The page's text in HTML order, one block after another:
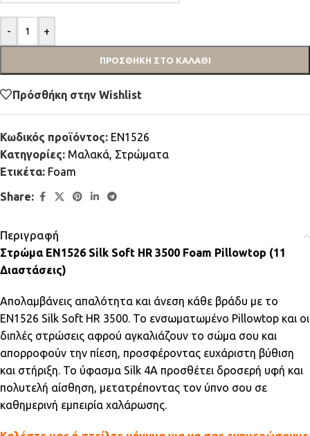
- +
ΠΡΟΣΘΉΚΗ ΣΤΟ ΚΑΛΆΘΙ
Πρόσθήκη στην Wishlist
Κωδικός προϊόντος: EN1526
Κατηγορίες: Μαλακά, Στρώματα
Ετικέτα: Foam
Share:
Περιγραφή
Στρώμα EN1526 Silk Soft HR 3500 Foam Pillowtop (11
Διαστάσεις)
Απολαμβάνεις απαλότητα και άνεση κάθε βράδυ με το
EN1526 Silk Soft HR 3500. Το ενσωματωμένο Pillowtop και οι
διπλές στρώσεις αφρού αγκαλιάζουν το σώμα σου και
απορροφούν την πίεση, προσφέροντας ευχάριστη βύθιση
και στήριξη. Το ύφασμα Silk 4A προσθέτει δροσερή υφή και
πολυτελή αίσθηση, μετατρέποντας τον ύπνο σου σε
καθημερινή εμπειρία χαλάρωσης.